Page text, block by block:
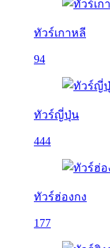
ทัวร์เกาหลี
94
ทัวร์ญี่ปุ่น
444
ทัวร์ฮ่องกง
177